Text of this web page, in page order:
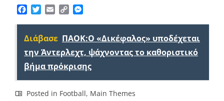
Facebook
TwitterEmailCopy
Διάβασε ΠΑΟΚ:Ο «Δικέφαλος» υποδέχεται
την Άντερλεχτ, ψάχνοντας το καθοριστικό
βήμα πρόκρισης
Posted in Football, Main Themes